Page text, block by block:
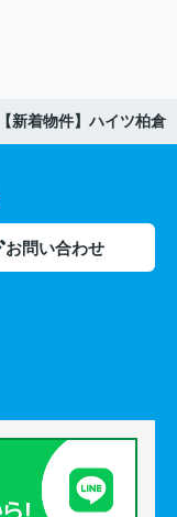
【新着物件】ハイツ柏倉
お問い合わせ